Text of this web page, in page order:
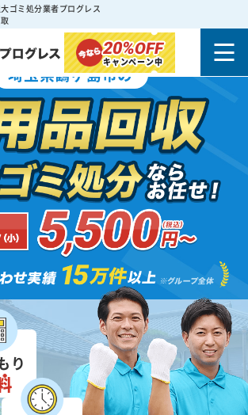
ゴミ処分業者プログレス
20%OFF
キャンペーン中
埼玉県鶴ヶ島市の
り